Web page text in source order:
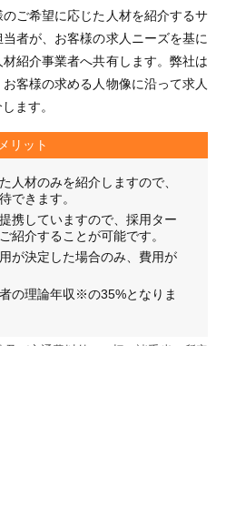
ご希望に応じた人材を紹介するサ
者が、お客様の求人ニーズを基に
紹介事業者へ共有します。弊社は
客様の求める人物像に沿って求人
ます。
メリット
人材のみを紹介しますので、
できます。
携していますので、採用ター
紹介することが可能です。
が決定した場合のみ、費用が
の理論年収※の35%となりま
び交通費以外の一切の諸手当（所定